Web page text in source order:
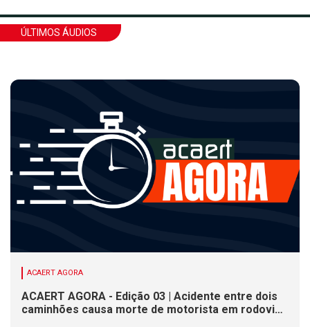
ÚLTIMOS ÁUDIOS
ACAERT AGORA
ACAERT AGORA - Edição 03 | Acidente entre dois
caminhões causa morte de motorista em rodovia